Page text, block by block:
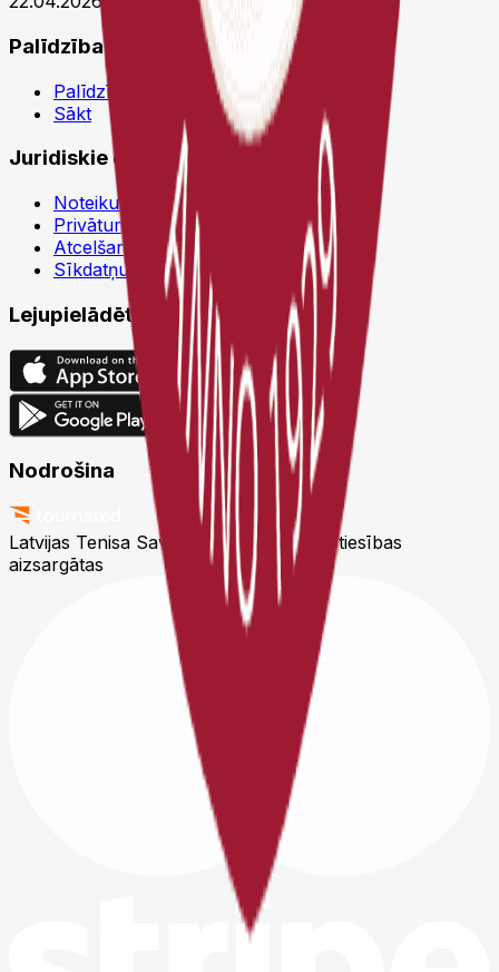
Palīdzība
Palīdzības centrs
Sākt
Juridiskie dokumenti
Noteikumi un nosacījumi
Privātuma politika
Atcelšanas politika
Sīkdatņu politika
Lejupielādēt
Nodrošina
Latvijas Tenisa Savienība © 2026 Visas tiesības
aizsargātas